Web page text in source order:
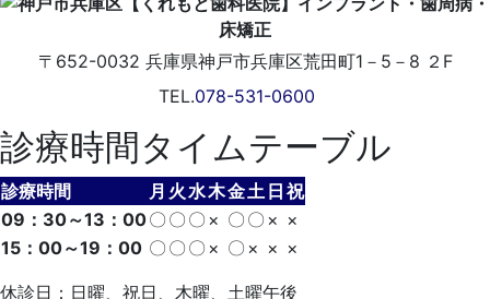
〒652-0032 兵庫県神戸市兵庫区荒田町1－5－8 ２F
TEL.078-531-0600
診療時間タイムテーブル
診療時間 月 火 水木金土 日 祝
09：30～13：00〇 〇 〇 × 〇 〇 × ×
15：00～19：00 〇 〇 〇 × 〇 × × ×
休診日：日曜、祝日、木曜、土曜午後